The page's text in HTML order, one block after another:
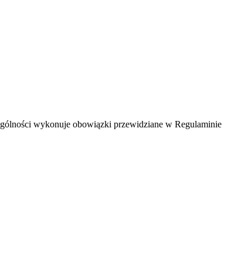
wykonuje obowiązki przewidziane w Regulaminie